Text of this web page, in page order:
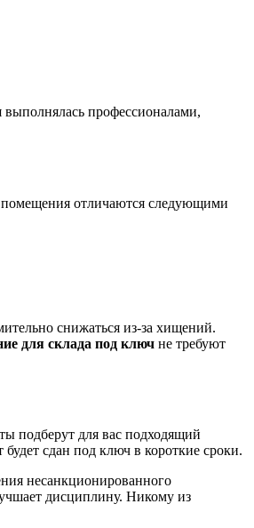
выполнялась профессионалами,
помещения отличаются следующими
снижаться из-за хищений.
для склада под ключ не требуют
подберут для вас подходящий
сдан под ключ в короткие сроки.
несанкционированного
дисциплину. Никому из